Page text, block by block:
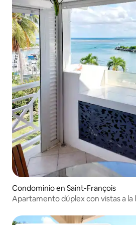
Condominio en Saint-François
Apartamento dúplex con vistas a la